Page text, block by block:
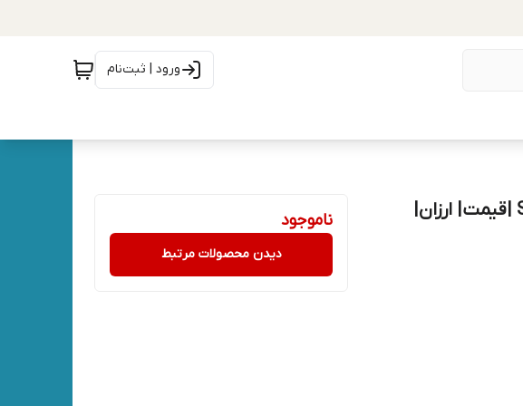
ورود | ثبت‌نام
منبع تحت فشار ۲۴ لیتری سولار SOOLAR |قیمت| ارزان|
ناموجود
دیدن محصولات مرتبط